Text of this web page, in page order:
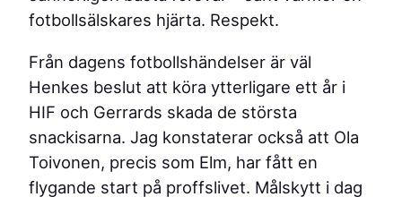
fotbollsälskares hjärta. Respekt.
Från dagens fotbollshändelser är väl
Henkes beslut att köra ytterligare ett år i
HIF och Gerrards skada de största
snackisarna. Jag konstaterar också att Ola
Toivonen, precis som Elm, har fått en
flygande start på proffslivet. Målskytt i dag